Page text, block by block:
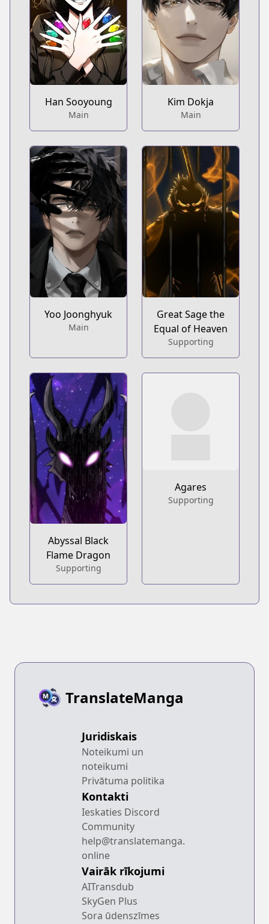
Han Sooyoung
Main
Kim Dokja
Main
Yoo Joonghyuk
Main
Great Sage the
Equal of Heaven
Supporting
Abyssal Black
Flame Dragon
Supporting
Agares
Supporting
TranslateManga
Juridiskais
Noteikumi un
noteikumi
Privātuma politika
Kontakti
Ieskaties Discord
Community
help@translatemanga.
online
Vairāk rīkojumi
AITransdub
SkyGen Plus
Sora ūdenszīmes